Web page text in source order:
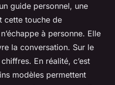
guide personnel, une
cette touche de
à personne. Elle
la conversation. Sur le
En réalité, c’est
modèles permettent